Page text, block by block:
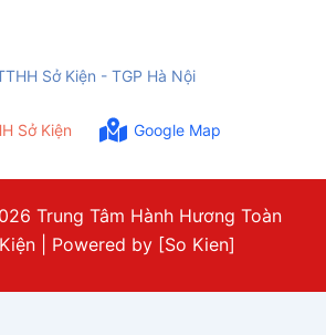
Sở Kiện - TGP Hà Nội
Sở Kiện Google Map
Trung Tâm Hành Hương Toàn
| Powered by [So Kien]